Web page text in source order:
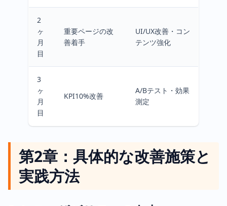
2
ヶ
月
目
重要ページの改
善着手
UI/UX改善・コン
テンツ強化
3
ヶ
月
目
KPI10%改善
A/Bテスト・効果
測定
第2章：具体的な改善施策と
実践方法